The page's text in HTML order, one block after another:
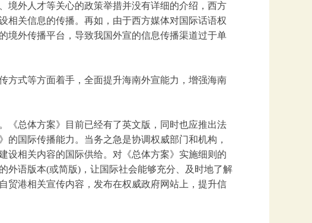
境外人才等关心的政策举措并没有详细的介绍，西方
相关信息的传播。再如，由于西方媒体对国际话语权
境外传播平台，导致我国外宣的信息传播渠道过于单
方式等方面着手，全面提升海南外宣能力，增强海南
《总体方案》目前已经有了英文版，同时也应推出法
国际传播能力。当务之急是协调权威部门和机构，
设相关内容的国际供给。对《总体方案》实施细则的
外语版本(或简版)，让国际社会能够充分、及时地了解
贸港相关宣传内容，发布在权威政府网站上，提升信